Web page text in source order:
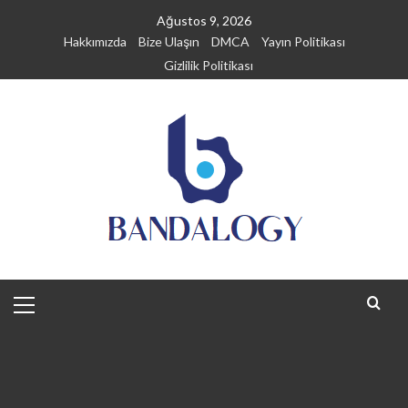
Ağustos 9, 2026
Hakkımızda
Bize Ulaşın DMCA
Yayın Politikası
Gizlilik Politikası
Menu